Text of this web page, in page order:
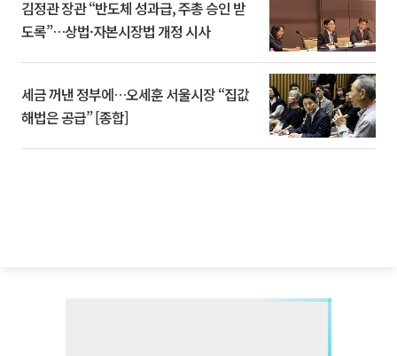
김정관 장관 “반도체 성과급, 주총 승인 받
도록”…상법·자본시장법 개정 시사
세금 꺼낸 정부에…오세훈 서울시장 “집값
해법은 공급” [종합]